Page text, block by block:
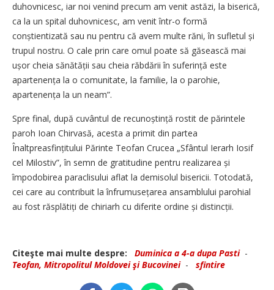
duhovnicesc, iar noi venind precum am venit astăzi, la biserică,
ca la un spital duhovnicesc, am venit într-o formă
conștientizată sau nu pentru că avem multe răni, în sufletul și
trupul nostru. O cale prin care omul poate să găsească mai
ușor cheia sănătății sau cheia răbdării în suferință este
apartenența la o comunitate, la familie, la o parohie,
apartenența la un neam”.
Spre final, după cuvântul de recunoștință rostit de părintele
paroh Ioan Chirvasă, acesta a primit din partea
Înaltpreasfințitului Părinte Teofan Crucea „Sfântul Ierarh Iosif
cel Milostiv”, în semn de gratitudine pentru realizarea și
împodobirea paraclisului aflat la demisolul bisericii. Totodată,
cei care au contribuit la înfrumusețarea ansamblului parohial
au fost răsplătiți de chiriarh cu diferite ordine și distincții.
Citeşte mai multe despre: Duminica a 4-a dupa Pasti-
Teofan, Mitropolitul Moldovei şi Bucovinei- sfintire